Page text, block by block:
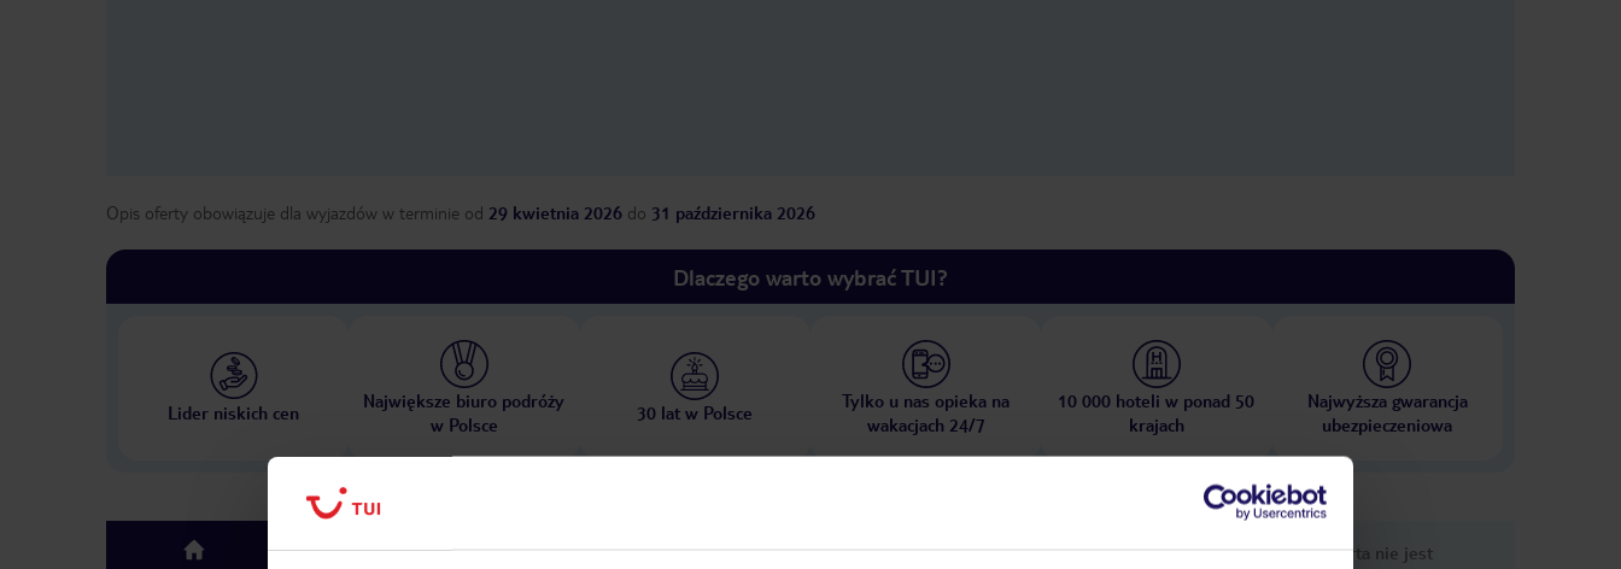
Opis oferty obowiązuje dla wyjazdów w terminie od 29 kwietnia 2026 do 31 października 2026
Dlaczego warto wybrać TUI?
Lider niskich cen
Największe biuro podróży
w Polsce
30 lat w Polsce
Tylko u nas opieka na
wakacjach 24/7
10 000 hoteli w ponad 50
krajach
Najwyższa gwarancja
ubezpieczeniowa
top Hotel Pokoje Wyżywienie Atrakcje Ważne informacje
Ups, ta oferta nie jest